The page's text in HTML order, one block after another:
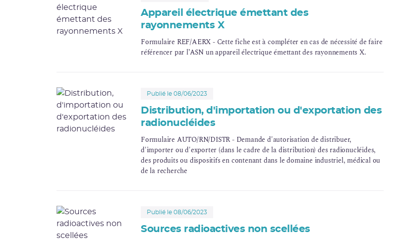
Appareil électrique émettant des
rayonnements X
Formulaire REF/AERX - Cette fiche est à compléter en cas de nécessité de faire
référencer par l’ASN un appareil électrique émettant des rayonnements X.
Publié le 08/06/2023
Distribution, d'importation ou d'exportation des
radionucléides
Formulaire AUTO/RN/DISTR - Demande d'autorisation de distribuer,
d'importer ou d'exporter (dans le cadre de la distribution) des radionucléides,
des produits ou dispositifs en contenant dans le domaine industriel, médical ou
de la recherche
Publié le 08/06/2023
Sources radioactives non scellées